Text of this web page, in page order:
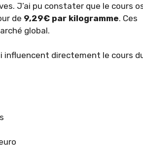
J’ai pu constater que le cours
de 9,29€ par kilogramme. Ces
global.
influencent directement le cours